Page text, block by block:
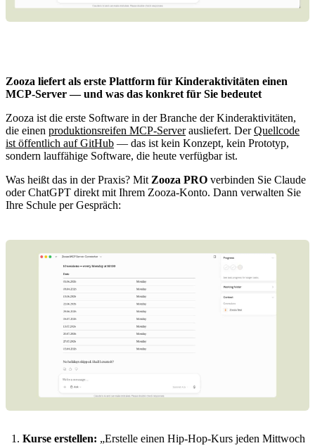
Zooza liefert als erste Plattform für Kinderaktivitäten einen
MCP-Server — und was das konkret für Sie bedeutet
Zooza ist die erste Software in der Branche der Kinderaktivitäten,
die einen produktionsreifen MCP-Serverausliefert. DerQuellcode
ist öffentlich auf GitHub — das ist kein Konzept, kein Prototyp,
sondern lauffähige Software, die heute verfügbar ist.
Was heißt das in der Praxis? Mit Zooza PRO verbinden Sie Claude
oder ChatGPT direkt mit Ihrem Zooza-Konto. Dann verwalten Sie
Ihre Schule per Gespräch:
Kurse erstellen: „Erstelle einen Hip-Hop-Kurs jeden Mittwoch